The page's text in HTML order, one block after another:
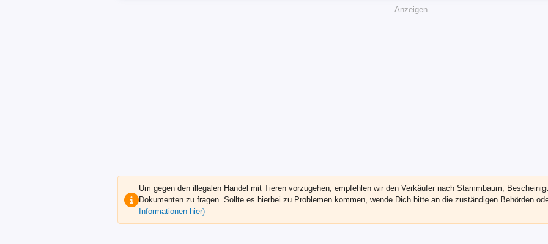
Anzeigen
Um gegen den illegalen Handel mit Tieren vorzugehen, empfehlen wir den Verkäufer nach Stammbaum,
Dokumenten zu fragen. Sollte es hierbei zu Problemen kommen, wende Dich bitte an die zuständigen Behörden
Informationen hier)